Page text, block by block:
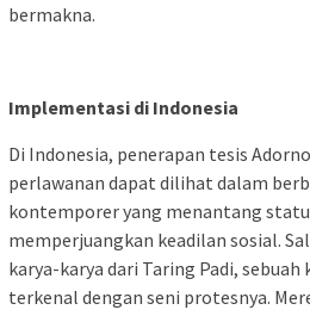
bermakna.
Implementasi di Indonesia
Di Indonesia, penerapan tesis
perlawanan dapat dilihat dalam
kontemporer yang menantang
memperjuangkan keadilan sosial.
karya-karya dari Taring Padi,
terkenal dengan seni protesnya.